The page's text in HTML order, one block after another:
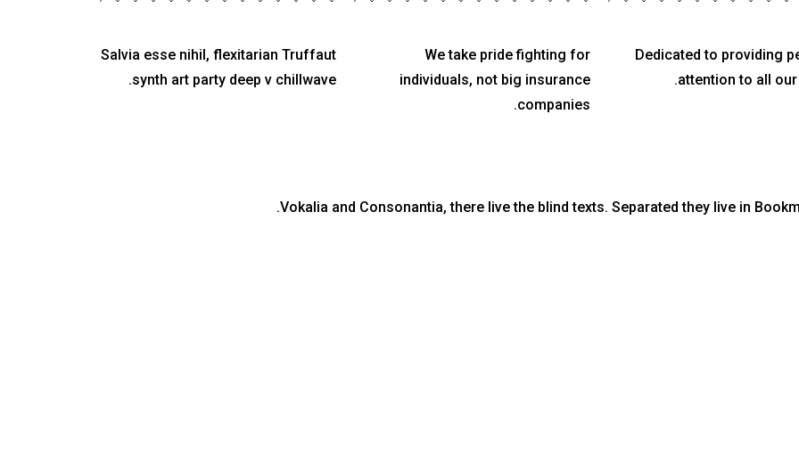
Dedicated to providing
attention to all our
We take pride fighting for
individuals, not big insurance
companies.
Salvia esse nihil, flexitarian Truffaut
synth art party deep v chillwave.
Vokalia and Consonantia, there live the blind texts. Separated they live in